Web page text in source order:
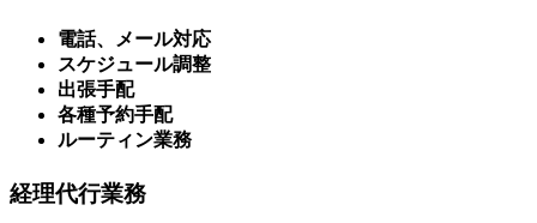
電話、メール対応
スケジュール調整
出張手配
各種予約手配
ルーティン業務
経理代行業務